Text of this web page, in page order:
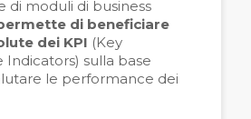
di moduli di business
di beneficiare
dei KPI (Key
Indicators) sulla base
le performance dei